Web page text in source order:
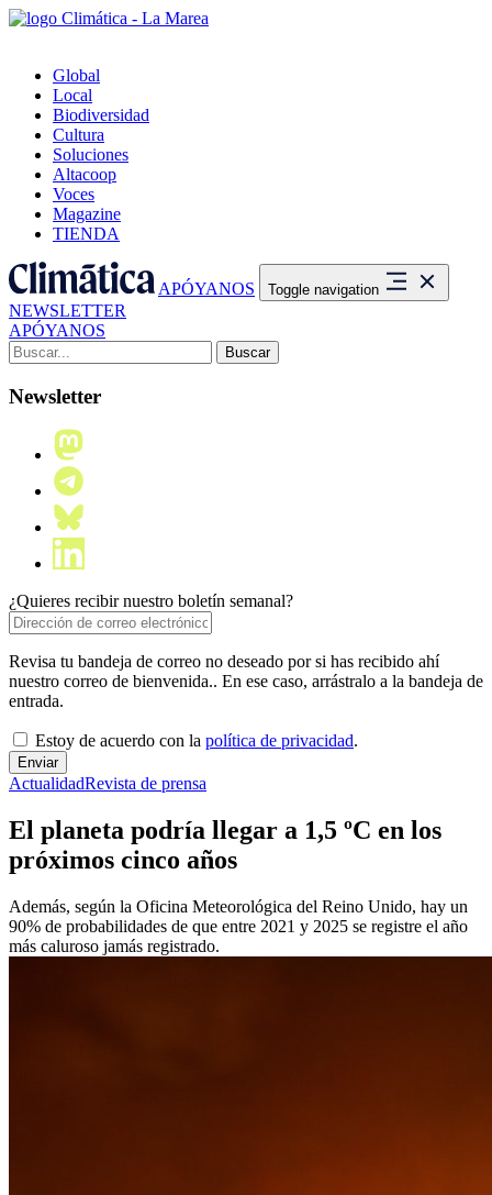
Global
Local
Biodiversidad
Cultura
Soluciones
Altacoop
Voces
Magazine
TIENDA
APÓYANOS Toggle navigation
NEWSLETTER
APÓYANOS
Buscar:
Newsletter
¿Quieres recibir nuestro boletín semanal?
Revisa tu bandeja de correo no deseado por si has recibido ahí
nuestro correo de bienvenida.. En ese caso, arrástralo a la bandeja de
entrada.
Estoy de acuerdo con la política de privacidad.
ActualidadRevista de prensa
El planeta podría llegar a 1,5 ºC en los
próximos cinco años
Además, según la Oficina Meteorológica del Reino Unido, hay un
90% de probabilidades de que entre 2021 y 2025 se registre el año
más caluroso jamás registrado.